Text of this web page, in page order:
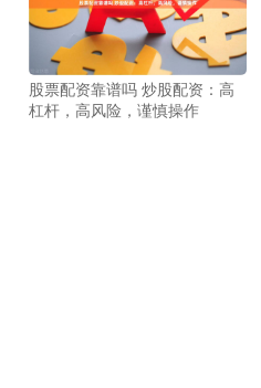
股票配资靠谱吗 炒股配资：高
杠杆，高风险，谨慎操作